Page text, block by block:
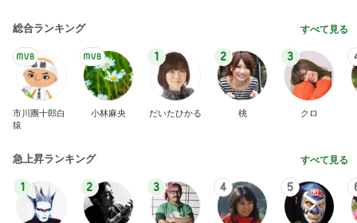
総合ランキング すべて見る
市川團十郎白
猿
小林麻央
1
だいたひかる
2
桃
3
クロ
急上昇ランキング すべて見る
1 2 3 4 5